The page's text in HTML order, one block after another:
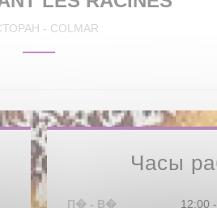
- COLMAR
Часы
П� - В� 12:00